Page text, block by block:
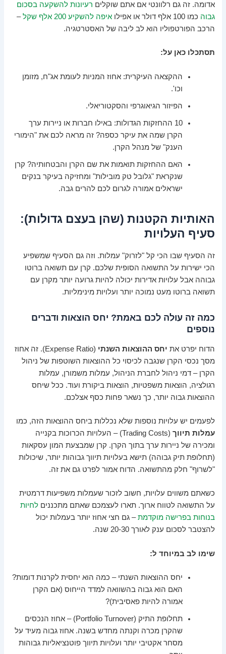
אדומה. זה גם רלוונטי אם אתם שוקלים רעיונות להשקעה בסכום
גבוה כמו 100 אלף דולר או אפילו איפה להשקיע 200 אלף שקל
–
הרכב הפורטפוליו הוא לב ליבה של האסטרטגיה.
תסתכלו כאן על:
ההקצאה העיקרית: אחוז המניות לעומת אג"ח, מזומן
וכו'.
הפיזור הגיאוגרפי והסקטוריאלי.
10 ההחזקות הגדולות: באילו חברות או ניירות ערך
הקרן שמה את עיקר כספה? זה מראה לכם את "הימורי
הענק" של מנהל הקרן.
האם ההחזקות תואמות את שם הקרן והבטחותיה? קרן
שנקראת "גלובל טק מובילות" ומחזיקה בעיקר בנקים
ישראלים אמורה לגרום לכם להרים גבה.
האותיות הקטנות (שהן בעצם גדולות):
סעיף העלויות
זה הסעיף שבו הכי קל "לזרוק" עמלות. וזה גם הסעיף שמשפיע
הכי ישירות על התשואה הסופית שלכם. קרן עם תשואה ברוטו
גבוהה אבל עלויות אדירות יכולה להיות גרועה יותר מקרן עם
תשואה ברוטו מעט נמוכה יותר ועלויות מינימליות.
כמה זה עולה לכם באמת? יחס הוצאות ודברים
נוספים
הדוח יפרט את יחס ההוצאות השנתי
(Expense Ratio). זה אחוז
מסך נכסי הקרן שנגבה לכיסוי כל ההוצאות השוטפות של ניהול
הקרן – דמי ניהול לחברת הניהול, עמלות משמורן, עמלות
רגולציה, הוצאות משפטיות, הוצאות ביקורת ועוד. ככל שיחס
ההוצאות גבוה יותר, כך נשאר פחות כסף אצלכם.
לפעמים יש עלויות נוספות שלא נכללות ביחס ההוצאות הזה, כמו
עמלות תיווך
(Trading Costs) – העלויות הכרוכות בקנייה
ומכירה של ניירות ערך בתוך הקרן. קרן שמבצעת המון עסקאות
(תחלופת תיק גבוהה) תישא בעלויות תיווך גבוהות יותר, שיכולות
"לשרוף" חלק מהתשואה. הדוח אמור לפרט גם את זה.
כשאתם משווים עלויות, חשוב לזכור שעמלות משפיעות דרמטית
על התשואה לטווח ארוך. תארו לעצמכם שאתם מתכנניםלחיות
בנוחות בפרישה מוקדמת– גם חצי אחוז יותר בעמלות יכול
להצטבר לסכום ענק לאורך 20-30 שנה.
שימו לב במיוחד ל:
יחס ההוצאות השנתי – כמה הוא יחסית לקרנות דומות?
האם הוא גבוה בהשוואה למדד הייחוס (אם הקרן
אמורה להיות פאסיבית)?
תחלופת התיק (Portfolio Turnover) – אחוז הנכסים
שהקרן מכרה וקנתה מחדש בשנה. אחוז גבוה מעיד על
מסחר אקטיבי יותר ועלויות תיווך פוטנציאליות גבוהות